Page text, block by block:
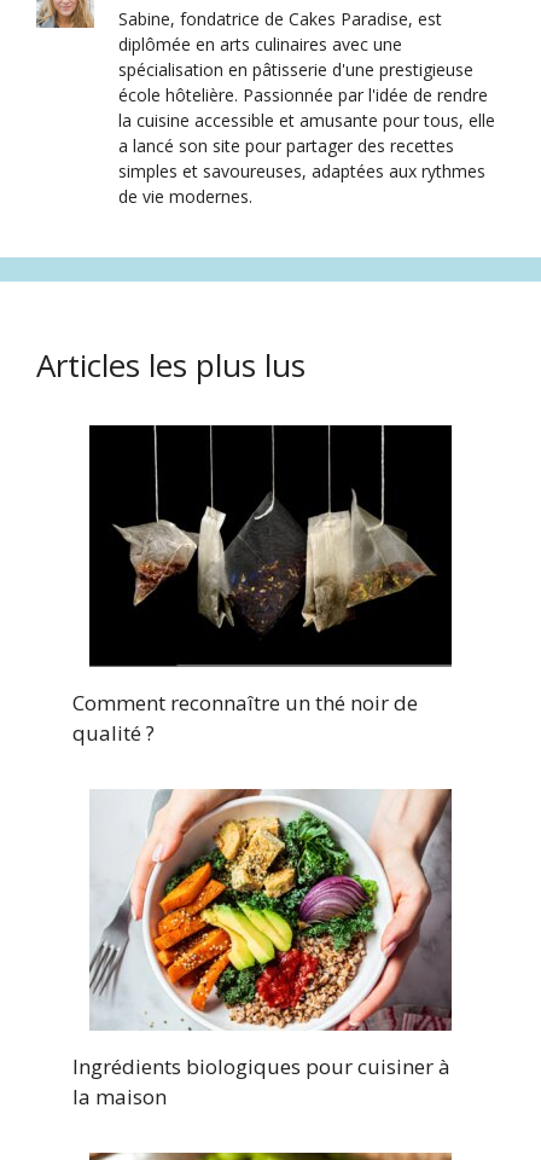
Sabine, fondatrice de Cakes Paradise, est
diplômée en arts culinaires avec une
spécialisation en pâtisserie d'une prestigieuse
école hôtelière. Passionnée par l'idée de rendre
la cuisine accessible et amusante pour tous, elle
a lancé son site pour partager des recettes
simples et savoureuses, adaptées aux rythmes
de vie modernes.
Articles les plus lus
Comment reconnaître un thé noir de
qualité ?
Ingrédients biologiques pour cuisiner à
la maison